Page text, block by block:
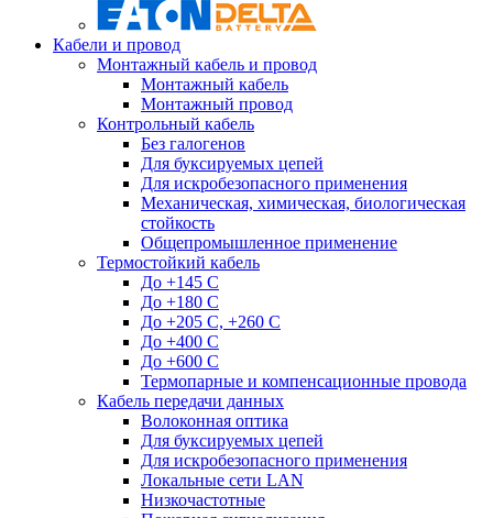
Кабели и провод
Монтажный кабель и провод
Монтажный кабель
Монтажный провод
Контрольный кабель
Без галогенов
Для буксируемых цепей
Для искробезопасного применения
Механическая, химическая, биологическая
стойкость
Общепромышленное применение
Термостойкий кабель
До +145 С
До +180 C
До +205 С, +260 С
До +400 C
До +600 С
Термопарные и компенсационные провода
Кабель передачи данных
Волоконная оптика
Для буксируемых цепей
Для искробезопасного применения
Локальные сети LAN
Низкочастотные